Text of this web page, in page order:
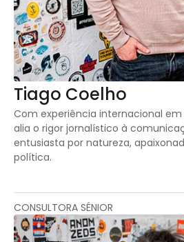
Tiago Coelho
Com experiência internacional
alia o rigor jornalístico à
entusiasta por natureza,
política.
CONSULTORA SÉNIOR